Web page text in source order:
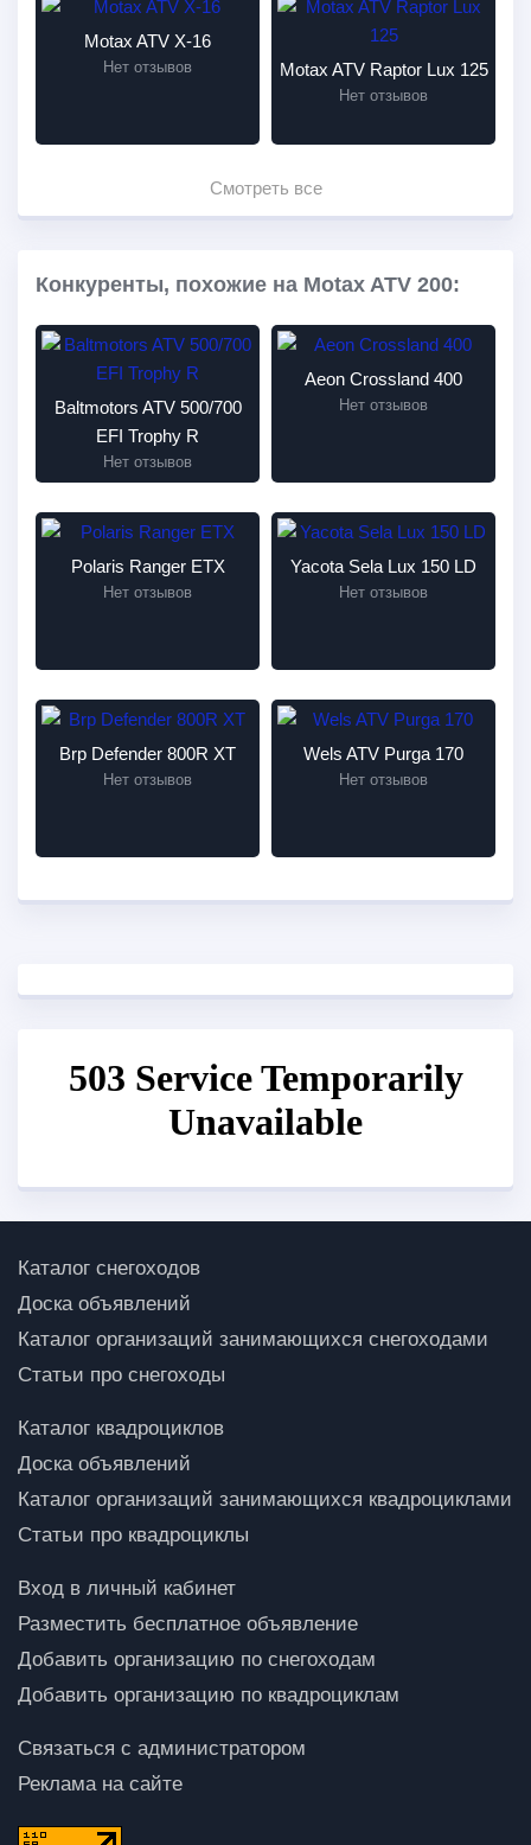
Motax ATV Х-16
Нет отзывов Motax ATV Raptor Lux 125
Нет отзывов
Смотреть все
Конкуренты, похожие на Motax ATV 200:
Baltmotors ATV 500/700
EFI Trophy R
Нет отзывов
Aeon Crossland 400
Нет отзывов
Polaris Ranger ETX
Нет отзывов
Yacota Sela Lux 150 LD
Нет отзывов
Brp Defender 800R XT
Нет отзывов
Wels ATV Purga 170
Нет отзывов
Каталог снегоходов
Доска объявлений
Каталог организаций занимающихся снегоходами
Статьи про снегоходы
Каталог квадроциклов
Доска объявлений
Каталог организаций занимающихся квадроциклами
Статьи про квадроциклы
Вход в личный кабинет
Разместить бесплатное объявление
Добавить организацию по снегоходам
Добавить организацию по квадроциклам
Связаться с администратором
Реклама на сайте